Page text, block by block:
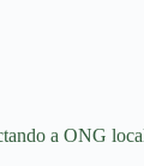
a ONG